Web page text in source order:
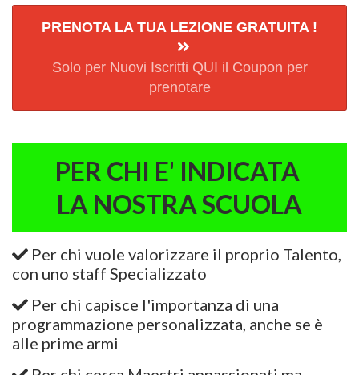
PRENOTA LA TUA LEZIONE GRATUITA !
Solo per Nuovi Iscritti QUI il Coupon per
prenotare
PER CHI E' INDICATA
LA NOSTRA SCUOLA
Per chi vuole valorizzare il proprio Talento,
con uno staff Specializzato
Per chi capisce l'importanza di una
programmazione personalizzata, anche se è
alle prime armi